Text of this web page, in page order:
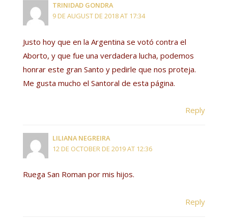
TRINIDAD GONDRA
9 DE AUGUST DE 2018 AT 17:34
Justo hoy que en la Argentina se votó contra el
Aborto, y que fue una verdadera lucha, podemos
honrar este gran Santo y pedirle que nos proteja.
Me gusta mucho el Santoral de esta página.
Reply
LILIANA NEGREIRA
12 DE OCTOBER DE 2019 AT 12:36
Ruega San Roman por mis hijos.
Reply